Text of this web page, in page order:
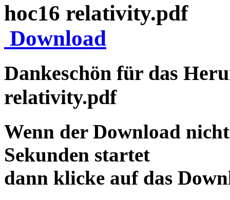
hoc16 relativity.pdf
Download
Dankeschön für das
relativity.pdf
Wenn der Download
Sekunden startet
dann klicke auf das